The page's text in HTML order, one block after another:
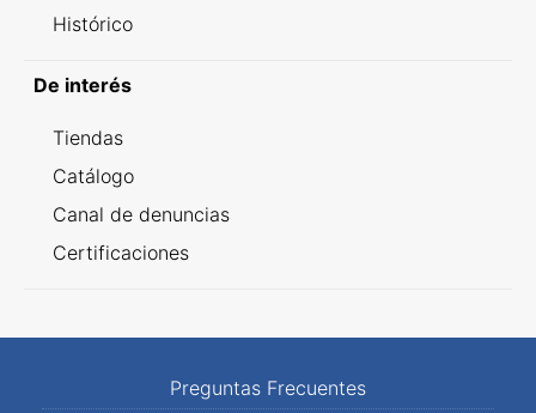
Histórico
De interés
Tiendas
Catálogo
Canal de denuncias
Certificaciones
Preguntas Frecuentes